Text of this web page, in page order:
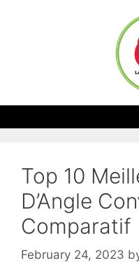
Top 10
D’Angle
Comparatif
February 24, 2023